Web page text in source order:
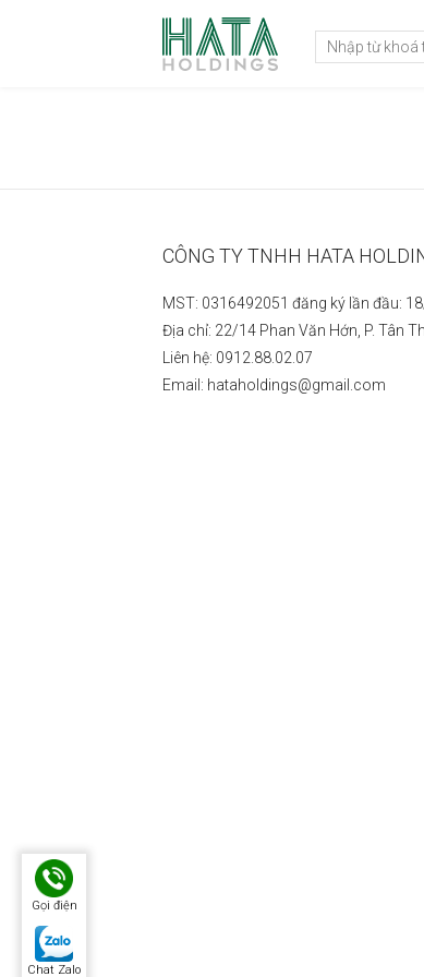
CÔNG TY TNHH HATA
MST: 0316492051 đăng ký lần đầu:
Địa chỉ: 22/14 Phan Văn Hớn, P. Tân
Liên hệ: 0912.88.02.07
Email: hataholdings@gmail.com
Gọi điện
Chat Zalo